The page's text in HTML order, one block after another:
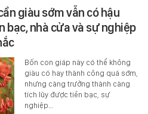
giàu sớm vẫn có hậu
bạc, nhà cửa và sự nghiệp
Bốn con giáp này có thể không
giàu có hay thành công quá sớm,
nhưng càng trưởng thành càng
tích lũy được tiền bạc, sự
nghiệp…